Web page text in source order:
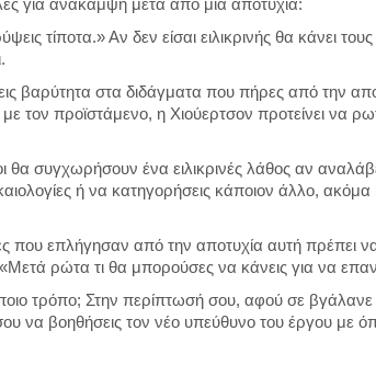
για ανάκαμψη μετά από μια αποτυχία:
τίποτα.» Αν δεν είσαι ειλικρινής θα κάνει
βαρύτητα στα διδάγματα που πήρες από την
τον προϊστάμενο, η Χιούερτσον προτείνει να
θα συγχωρήσουν ένα ειλικρινές λάθος αν
ή να κατηγορήσεις κάποιον άλλο,
που επλήγησαν από την αποτυχία αυτή πρέπει
ρώτα τι θα μπορούσες να κάνεις για να
τρόπο; Στην περίπτωσή σου, αφού σε
να βοηθήσεις τον νέο υπεύθυνο του έργου με